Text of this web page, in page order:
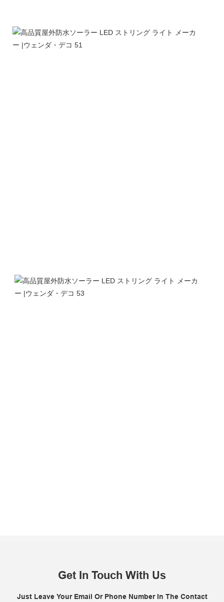
Get In Touch With Us
Just Leave Your Email Or Phone Number In The Contact